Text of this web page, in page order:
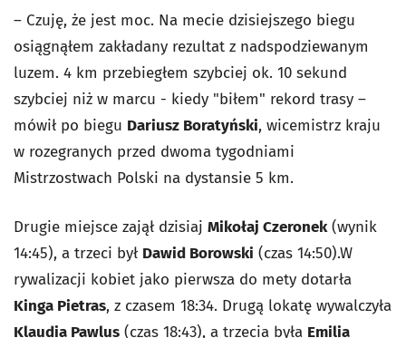
– Czuję, że jest moc. Na mecie dzisiejszego biegu
osiągnąłem zakładany rezultat z nadspodziewanym
luzem. 4 km przebiegłem szybciej ok. 10 sekund
szybciej niż w marcu - kiedy "biłem" rekord trasy –
mówił po biegu Dariusz Boratyński, wicemistrz kraju
w rozegranych przed dwoma tygodniami
Mistrzostwach Polski na dystansie 5 km.
Drugie miejsce zajął dzisiaj Mikołaj Czeronek(wynik
14:45), a trzeci był Dawid Borowski (czas 14:50).W
rywalizacji kobiet jako pierwsza do mety dotarła
Kinga Pietras, z czasem 18:34. Drugą lokatę wywalczyła
Klaudia Pawlus (czas 18:43), a trzecia była Emilia